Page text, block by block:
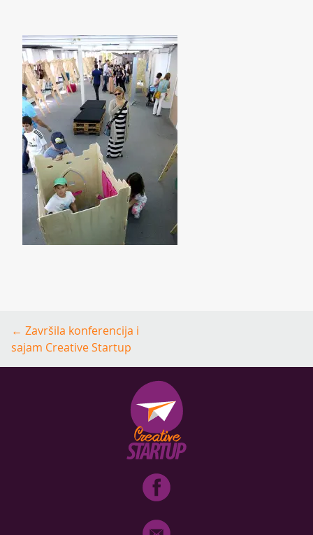
Post
navigation
← Završila konferencija i
sajam Creative Startup